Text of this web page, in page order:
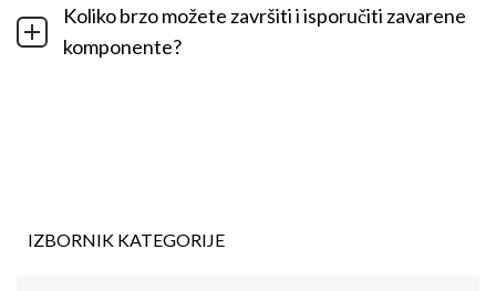
Koliko brzo možete završiti i isporučiti zavarene
komponente?
IZBORNIK KATEGORIJE